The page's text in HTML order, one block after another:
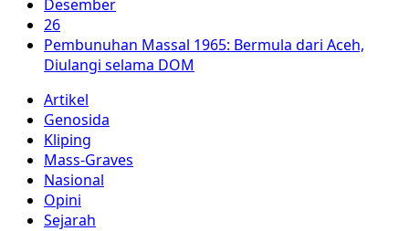
Desember
26
Pembunuhan Massal 1965: Bermula dari Aceh,
Diulangi selama DOM
Artikel
Genosida
Kliping
Mass-Graves
Nasional
Opini
Sejarah